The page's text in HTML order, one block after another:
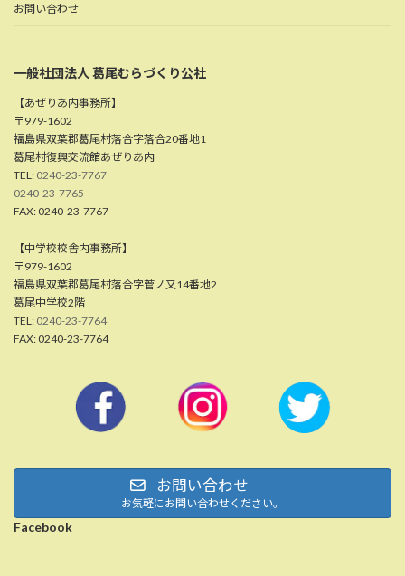
お問い合わせ
一般社団法人 葛尾むらづくり公社
【あぜりあ内事務所】
〒979-1602
福島県双葉郡葛尾村落合字落合20番地1
葛尾村復興交流館あぜりあ内
TEL: 0240-23-7767
0240-23-7765
FAX: 0240-23-7767
【中学校校舎内事務所】
〒979-1602
福島県双葉郡葛尾村落合字菅ノ又14番地2
葛尾中学校2階
TEL: 0240-23-7764
FAX: 0240-23-7764
お問い合わせ
お気軽にお問い合わせください。
Facebook